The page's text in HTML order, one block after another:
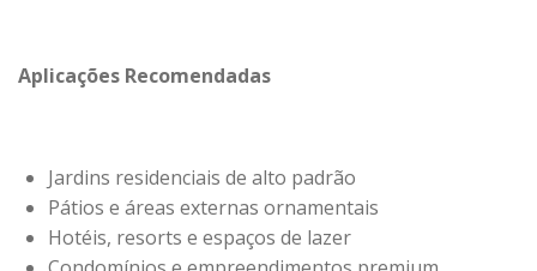
Aplicações Recomendadas
Jardins residenciais de alto padrão
Pátios e áreas externas ornamentais
Hotéis, resorts e espaços de lazer